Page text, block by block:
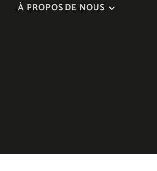
À PROPOS DE NOUS